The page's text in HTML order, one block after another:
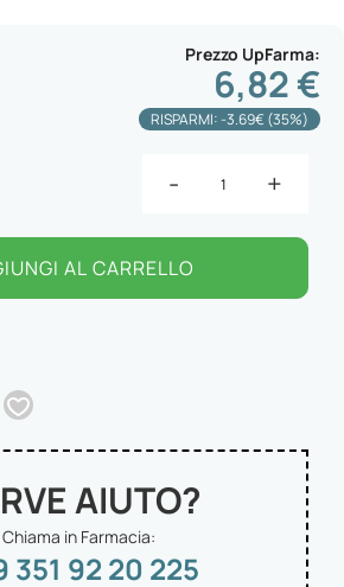
Prezzo UpFarma
6,82 €
RISPARMI: -3.69€ (35%)
- +
AL CARRELLO
AIUTO?
Chiama in Farmacia:
351 92 20 225